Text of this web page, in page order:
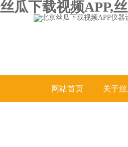
丝瓜下载视频APP,
网站首页 关于